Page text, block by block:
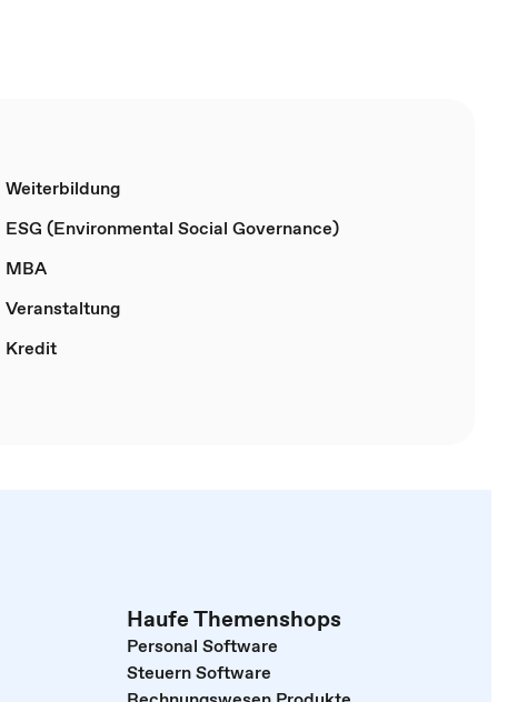
Weiterbildung
ESG (Environmental Social Governance)
MBA
Veranstaltung
Kredit
Haufe Themenshops
Personal Software
Steuern Software